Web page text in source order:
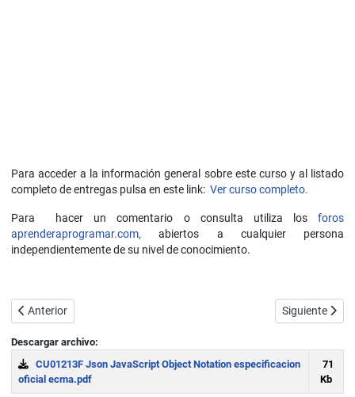
Para acceder a la información general sobre este curso y al listado
completo de entregas pulsa en este link: Ver curso completo.
Para hacer un comentario o consulta utiliza losforos
aprenderaprogramar.com, abiertos a cualquier persona
independientemente de su nivel de conocimiento.
Artículo anterior: Diferencia entre POST y GET en Ajax.
Anterior Artículo
Siguiente
Descargar archivo:
CU01213F Json JavaScript Object Notation especificacion
oficial ecma.pdf
71
Kb